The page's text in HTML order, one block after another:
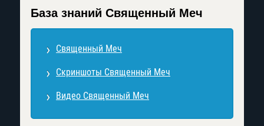
База знаний Священный Меч
Священный Меч
Скриншоты Священный Меч
Видео Священный Меч